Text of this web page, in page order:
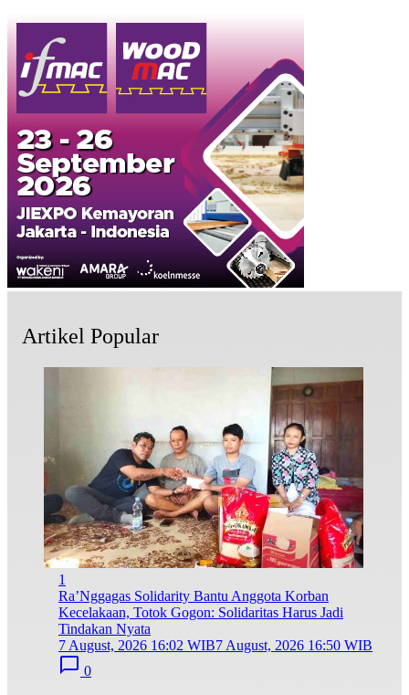
Artikel Popular
1
Ra’Nggagas Solidarity Bantu Anggota Korban
Kecelakaan, Totok Gogon: Solidaritas Harus Jadi
Tindakan Nyata
7 August, 2026 16:02 WIB7 August, 2026 16:50 WIB
0